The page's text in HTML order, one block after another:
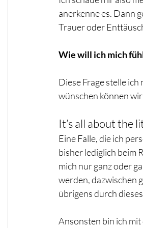
anerkenne es. Dann
Trauer oder
Wie will ich mich
Diese Frage stelle
wünschen können
It’s all about the
Eine Falle, die ich
bisher lediglich beim
mich nur ganz oder
werden, dazwischen
übrigens durch
Ansonsten bin ich